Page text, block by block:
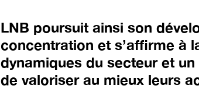
LNB poursuit ainsi son
concentration et s’affirme à
dynamiques du secteur et
de valoriser au mieux leurs